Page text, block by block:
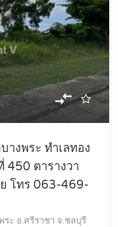
งพระ ทำเลทอง
450 ตารางวา
โทร 063-469-
ะ อ.ศรีราชา จ.ชลบุรี